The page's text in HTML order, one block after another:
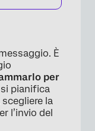
È
per
si pianifica
la
l’invio del